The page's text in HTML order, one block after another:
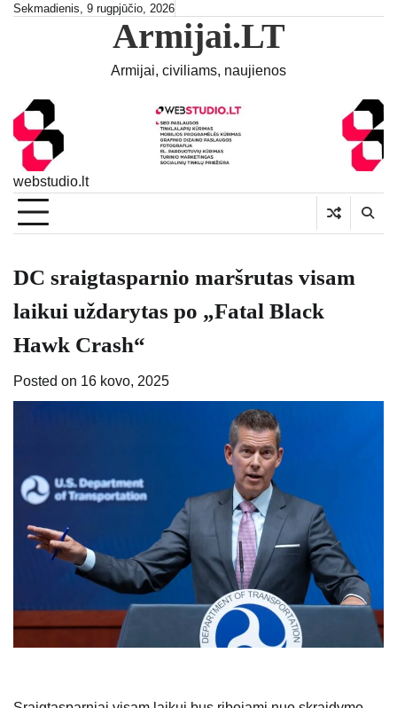
SkipSekmadienis, 9 rugpjūčio, 2026
Armijai.LT
Armijai, civiliams, naujienos
webstudio.lt
DC sraigtasparnio maršrutas visam
laikui uždarytas po „Fatal Black
Hawk Crash“
Posted on 16 kovo, 2025